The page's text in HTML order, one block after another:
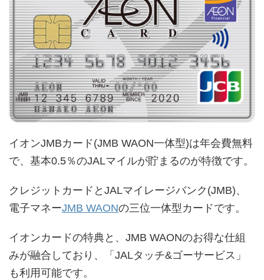
イオンJMBカード(JMB WAON一体型)は年会費無料
で、基本0.5％のJALマイルが貯まるのが特徴です。
クレジットカードとJALマイレージバンク(JMB)、
電子マネーJMB WAONの三位一体型カードです。
イオンカードの特典と、JMB WAONのお得な仕組
みが融合しており、「JALタッチ&ゴーサービス」
も利用可能です。